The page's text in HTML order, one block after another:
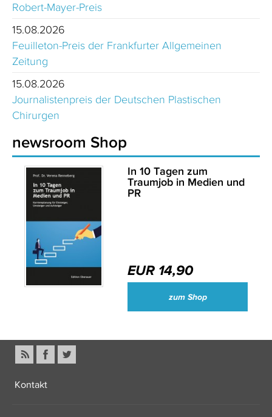
Robert-Mayer-Preis
15.08.2026
Feuilleton-Preis der Frankfurter Allgemeinen
Zeitung
15.08.2026
Journalistenpreis der Deutschen Plastischen
Chirurgen
newsroom Shop
In 10 Tagen zum
Traumjob in Medien und
PR
EUR 14,90
zum Shop
Kontakt